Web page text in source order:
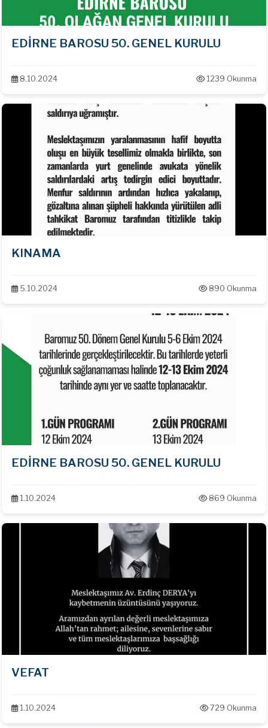
EDİRNE BAROSU 50. GENEL KURULU
8.10.2024 1239 Okunma
KINAMA
5.10.2024 890 Okunma
EDİRNE BAROSU 50. GENEL KURULU
1.10.2024 869 Okunma
VEFAT
1.10.2024 729 Okunma